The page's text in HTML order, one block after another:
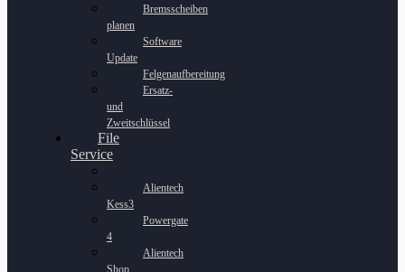
Bremsscheiben
planen
Software
Update
Felgenaufbereitung
Ersatz-
und
Zweitschlüssel
File
Service
Alientech
Kess3
Powergate
4
Alientech
Shop